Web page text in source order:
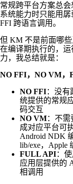
常规跨平台方案总
系统能力时只能用
FFI 跨语言调用。
但 KM 不是前面哪
在编译期执行的，
力，我总结就是：
NO FFI，NO VM，
NO FFI：没
统提供的常规
码交互
NO VM：不
成对应平台可
Android NDK
lib/exe，Apple
FULL API：
应用层提供的
相调用